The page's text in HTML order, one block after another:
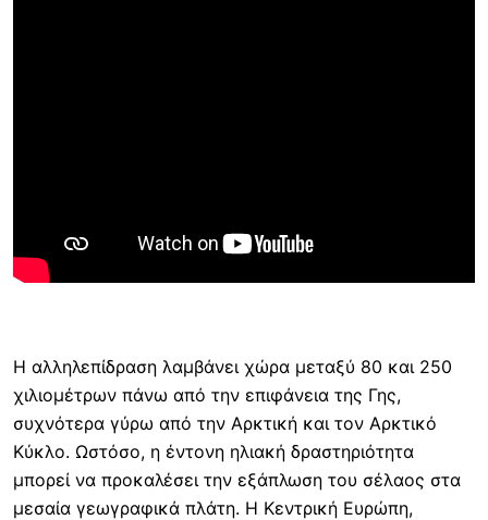
Η αλληλεπίδραση λαμβάνει χώρα μεταξύ 80 και 250
χιλιομέτρων πάνω από την επιφάνεια της Γης,
συχνότερα γύρω από την Αρκτική και τον Αρκτικό
Κύκλο. Ωστόσο, η έντονη ηλιακή δραστηριότητα
μπορεί να προκαλέσει την εξάπλωση του σέλαος στα
μεσαία γεωγραφικά πλάτη. Η Κεντρική Ευρώπη,